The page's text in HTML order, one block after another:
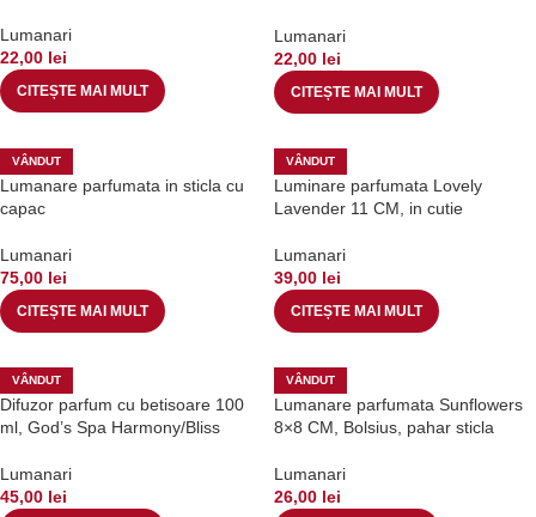
Lumanari
22,00 lei
CITEȘTE MAI MULT
Lumanari
22,00 lei
CITEȘTE MAI MULT
VÂNDUT
Lumanare parfumata in sticla cu
capac
Lumanari
75,00 lei
CITEȘTE MAI MULT
VÂNDUT
Luminare parfumata Lovely
Lavender 11 CM, in cutie
Lumanari
39,00 lei
CITEȘTE MAI MULT
VÂNDUT
Difuzor parfum cu betisoare 100
ml, God’s Spa Harmony/Bliss
Lumanari
45,00 lei
VÂNDUT
Lumanare parfumata Sunflowers
8×8 CM, Bolsius, pahar sticla
Lumanari
26,00 lei